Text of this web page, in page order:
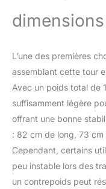
L’une des premières
assemblant cette tour
Avec un poids total de
suffisamment légère
offrant une bonne
: 82 cm de long, 73
Cependant, certains
peu instable lors des
un contrepoids peut